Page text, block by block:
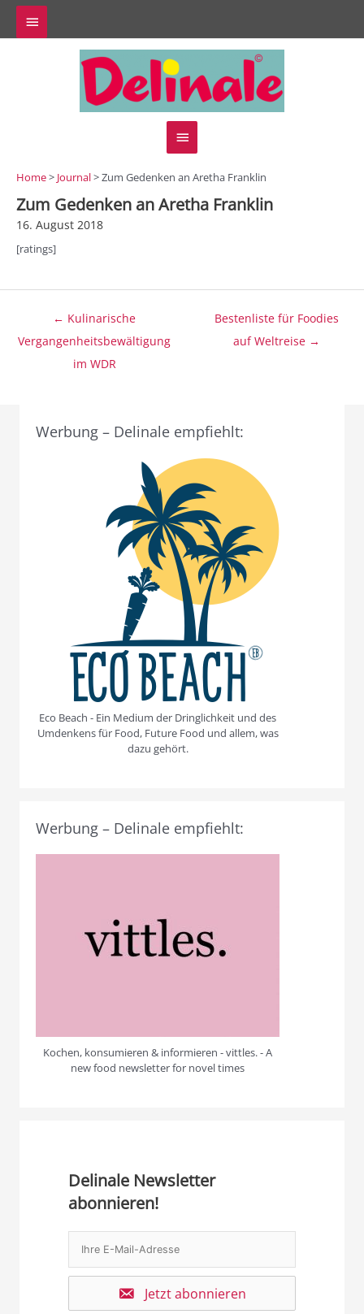
Zum
Inhalt
springen
Above
Hauptmenü
Home> Journal> Zum Gedenken an Aretha Franklin
Zum Gedenken an Aretha Franklin
16. August 2018
[ratings]
Beitragsnavigation← Kulinarische
Vergangenheitsbewältigung
im WDR
Bestenliste für Foodies
auf Weltreise →
Werbung – Delinale empfiehlt:
Eco Beach - Ein Medium der Dringlichkeit und des
Umdenkens für Food, Future Food und allem, was
dazu gehört.
Werbung – Delinale empfiehlt:
Kochen, konsumieren & informieren - vittles. - A
new food newsletter for novel times
Delinale Newsletter
abonnieren!
Jetzt abonnieren